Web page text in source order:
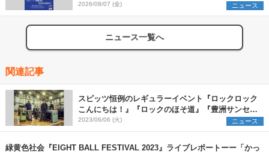
2026/08/07 (金) ニュース
ニュース一覧へ
関連記事
スピッツ恒例のレギュラーイベント『ロックロック
こんにちは！』『ロックのほそ道』『豊洲サンセッ
ト2023』、全出演アーティストを一挙解禁
2023/06/06 (火) ニュース
緑黄色社会『EIGHT BALL FESTIVAL 2023』ライブレポートーー「かっ